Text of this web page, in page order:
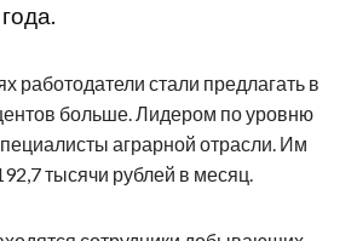
работодатели стали предлагать в
больше. Лидером по уровню
аграрной отрасли. Им
тысячи рублей в месяц.